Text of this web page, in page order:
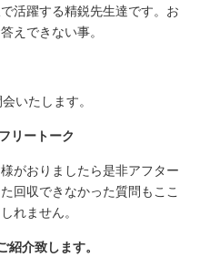
活躍する精鋭先生達です。お
えできない事。
いたします。
リートーク
がおりましたら是非アフター
回収できなかった質問もここ
れません。
介致します。